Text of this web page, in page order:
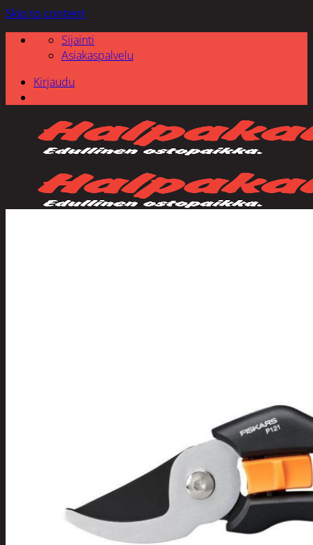
Skip to content
Sijainti
Asiakaspalvelu
Kirjaudu
Eläimet ja
tontut
Kyntteliköt
Valoketjut ja
kuusenvalot
Joulukoristeet
Kranssit ja
asetelmat
Tontut ja